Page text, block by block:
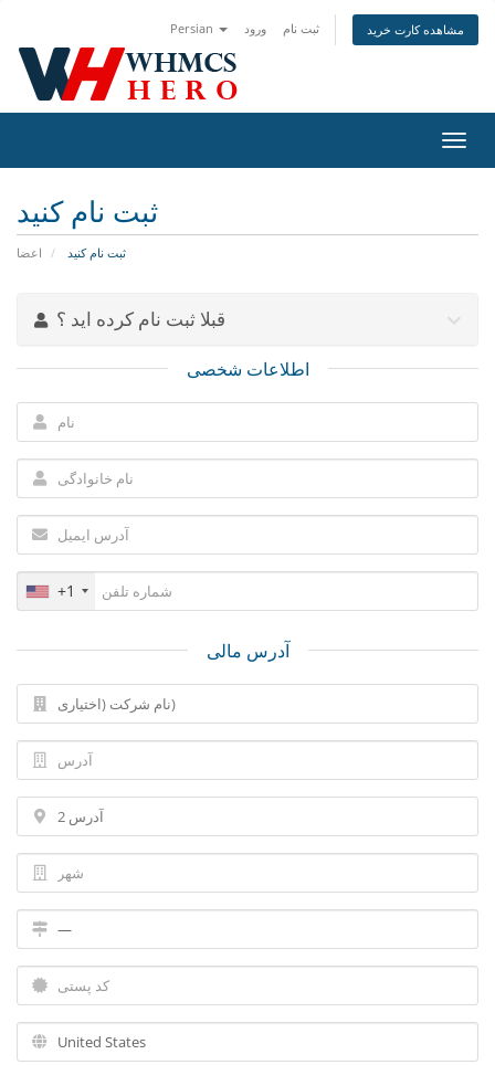
Persian ورود ثبت نام مشاهده کارت خرید
تغییر
ثبت نام کنید
اعضا ثبت نام کنید
قبلا ثبت نام کرده اید ؟
اطلاعات شخصی
+1
آدرس مالی